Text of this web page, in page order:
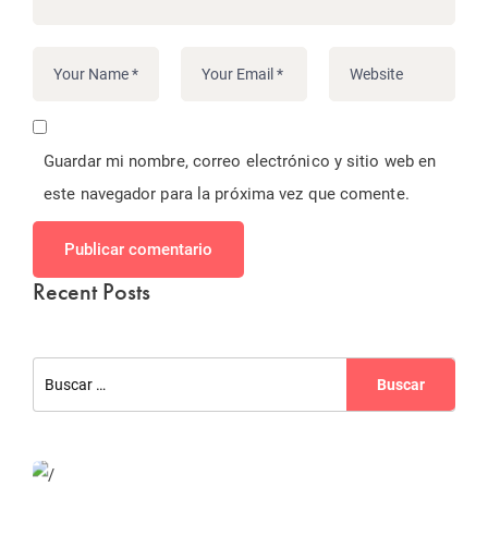
Guardar mi nombre, correo electrónico y sitio web en
este navegador para la próxima vez que comente.
Publicar comentario
Recent Posts